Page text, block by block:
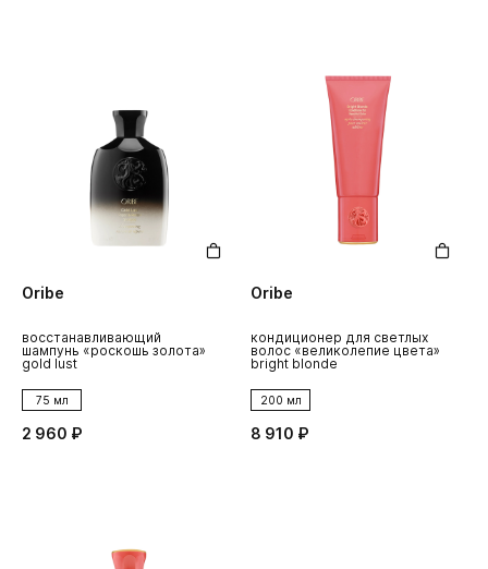
Oribe
восстанавливающий
шампунь «роскошь золота»
gold lust
75 мл
2 960 ₽
Oribe
кондиционер для светлых
волос «великолепие цвета»
bright blonde
200 мл
8 910 ₽